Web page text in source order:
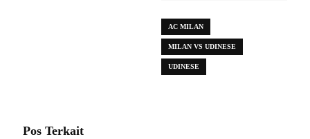
AC MILAN
MILAN VS UDINESE
UDINESE
Pos Terkait